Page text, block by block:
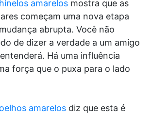
amarelos mostra que as
começam uma nova etapa
abrupta. Você não
de dizer a verdade a um amigo
Há uma influência
força que o puxa para o lado
amarelos diz que esta é